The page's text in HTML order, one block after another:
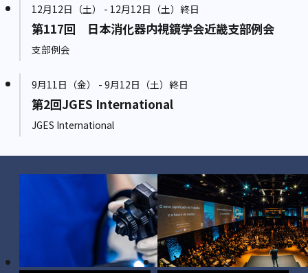
12月12日（土） - 12月12日（土）終日
第117回 日本消化器内視鏡学会近畿支部例会
支部例会
9月11日（金） - 9月12日（土）終日
第2回JGES International
JGES International